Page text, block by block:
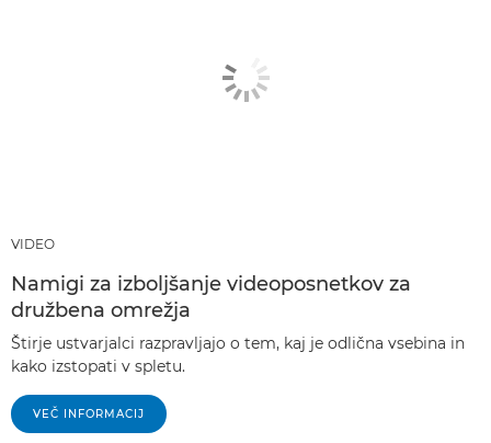
VIDEO
Namigi za izboljšanje videoposnetkov za
družbena omrežja
Štirje ustvarjalci razpravljajo o tem, kaj je odlična vsebina in
kako izstopati v spletu.
VEČ INFORMACIJ